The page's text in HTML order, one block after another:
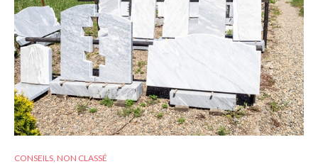
CONSEILS NON CLASSÉ